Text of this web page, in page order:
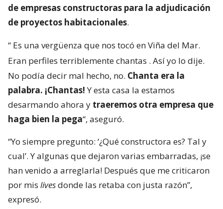
de empresas constructoras para la adjudicación
de proyectos habitacionales.
“ Es una vergüenza que nos tocó en Viña del Mar.
Eran perfiles terriblemente chantas . Así yo lo dije.
No podía decir mal hecho, no. Chanta era la
palabra. ¡Chantas!Y esta casa la estamos
desarmando ahora y traeremos otra empresa que
haga bien la pega“, aseguró.
“Yo siempre pregunto: ‘¿Qué constructora es? Tal y
cual’. Y algunas que dejaron varias embarradas, ¡se
han venido a arreglarla! Después que me criticaron
por mis livesdonde las retaba con justa razón”,
expresó.